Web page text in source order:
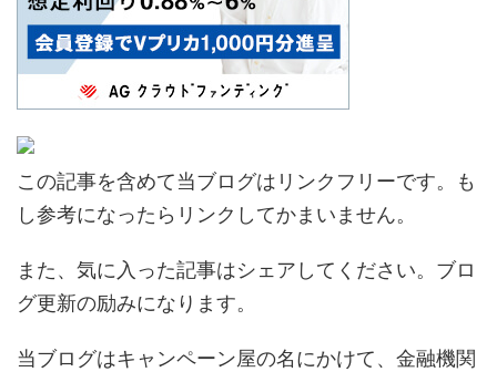
この記事を含めて当ブログはリンクフリーです。も
し参考になったらリンクしてかまいません。
また、気に入った記事はシェアしてください。ブロ
グ更新の励みになります。
当ブログはキャンペーン屋の名にかけて、金融機関